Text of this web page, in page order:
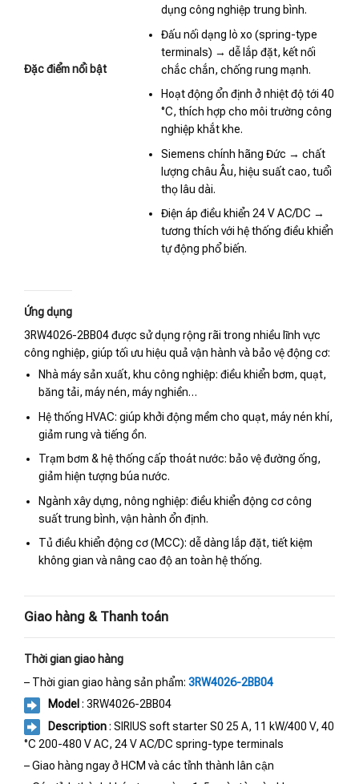
Đặc điểm nổi bật
dụng công nghiệp trung bình.
Đấu nối dạng lò xo (spring-type
terminals) → dễ lắp đặt, kết nối
chắc chắn, chống rung mạnh.
Hoạt động ổn định ở nhiệt độ tới 40
°C, thích hợp cho môi trường công
nghiệp khắt khe.
Siemens chính hãng Đức → chất
lượng châu Âu, hiệu suất cao, tuổi
thọ lâu dài.
Điện áp điều khiển 24 V AC/DC →
tương thích với hệ thống điều khiển
tự động phổ biến.
Ứng dụng
3RW4026-2BB04 được sử dụng rộng rãi trong nhiều lĩnh vực
công nghiệp, giúp tối ưu hiệu quả vận hành và bảo vệ động cơ:
Nhà máy sản xuất, khu công nghiệp: điều khiển bơm, quạt,
băng tải, máy nén, máy nghiền…
Hệ thống HVAC: giúp khởi động mềm cho quạt, máy nén khí,
giảm rung và tiếng ồn.
Trạm bơm & hệ thống cấp thoát nước: bảo vệ đường ống,
giảm hiện tượng búa nước.
Ngành xây dựng, nông nghiệp: điều khiển động cơ công
suất trung bình, vận hành ổn định.
Tủ điều khiển động cơ (MCC): dễ dàng lắp đặt, tiết kiệm
không gian và nâng cao độ an toàn hệ thống.
Giao hàng & Thanh toán
Thời gian giao hàng
– Thời gian giao hàng sản phẩm: 3RW4026-2BB04
Model : 3RW4026-2BB04
Description: SIRIUS soft starter S0 25 A, 11 kW/400 V, 40
°C 200-480 V AC, 24 V AC/DC spring-type terminals
– Giao hàng ngay ở HCM và các tỉnh thành lân cận